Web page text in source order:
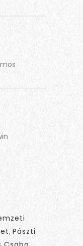
, Pászti